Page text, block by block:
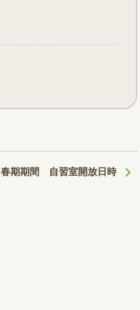
春期期間 自習室開放日時